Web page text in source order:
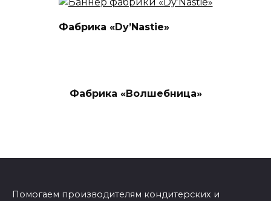
Фабрика «Dy’Nastie»
Фабрика «Волшебница»
Помогаем производителям кондитерских и